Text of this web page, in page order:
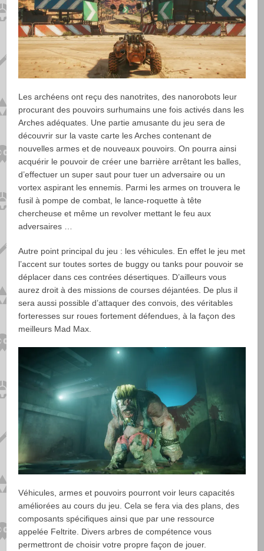
Les archéens ont reçu des nanotrites, des nanorobots leur
procurant des pouvoirs surhumains une fois activés dans les
Arches adéquates. Une partie amusante du jeu sera de
découvrir sur la vaste carte les Arches contenant de
nouvelles armes et de nouveaux pouvoirs. On pourra ainsi
acquérir le pouvoir de créer une barrière arrêtant les balles,
d’effectuer un super saut pour tuer un adversaire ou un
vortex aspirant les ennemis. Parmi les armes on trouvera le
fusil à pompe de combat, le lance-roquette à tête
chercheuse et même un revolver mettant le feu aux
adversaires …
Autre point principal du jeu : les véhicules. En effet le jeu met
l’accent sur toutes sortes de buggy ou tanks pour pouvoir se
déplacer dans ces contrées désertiques. D’ailleurs vous
aurez droit à des missions de courses déjantées. De plus il
sera aussi possible d’attaquer des convois, des véritables
forteresses sur roues fortement défendues, à la façon des
meilleurs Mad Max.
Véhicules, armes et pouvoirs pourront voir leurs capacités
améliorées au cours du jeu. Cela se fera via des plans, des
composants spécifiques ainsi que par une ressource
appelée Feltrite. Divers arbres de compétence vous
permettront de choisir votre propre façon de jouer.